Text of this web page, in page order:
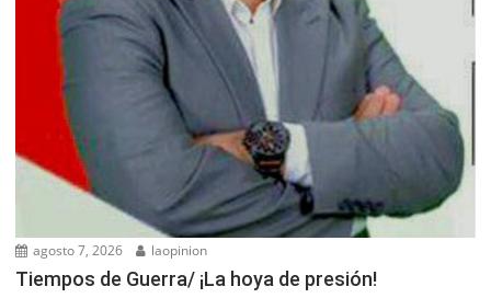
agosto 7, 2026 laopinion
Tiempos de Guerra/ ¡La hoya de presión!